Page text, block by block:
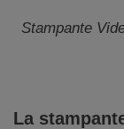
Stampante
La